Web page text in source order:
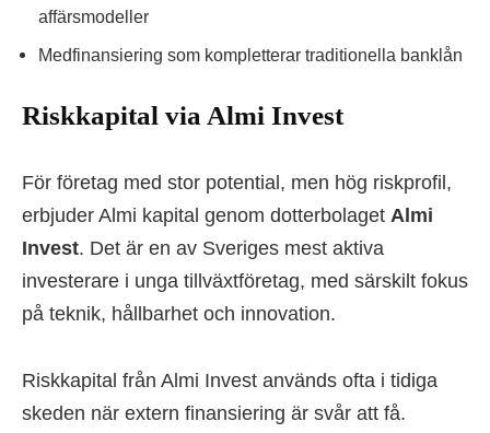
affärsmodeller
Medfinansiering som kompletterar traditionella banklån
Riskkapital via Almi Invest
För företag med stor potential, men hög riskprofil,
erbjuder Almi kapital genom dotterbolaget Almi
Invest. Det är en av Sveriges mest aktiva
investerare i unga tillväxtföretag, med särskilt fokus
på teknik, hållbarhet och innovation.
Riskkapital från Almi Invest används ofta i tidiga
skeden när extern finansiering är svår att få.